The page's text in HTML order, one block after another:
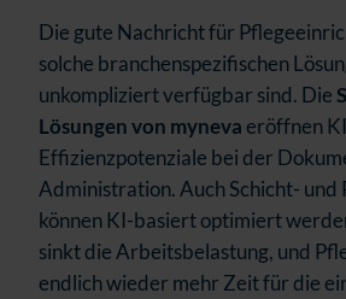
Die gute Nachricht für
solche branchenspezifischen
unkompliziert verfügbar sind. Die
Lösungen von myneva eröffnen
Effizienzpotenziale bei der
Administration. Auch Schicht- und
können KI-basiert optimiert
sinkt die Arbeitsbelastung, und
endlich wieder mehr Zeit für die